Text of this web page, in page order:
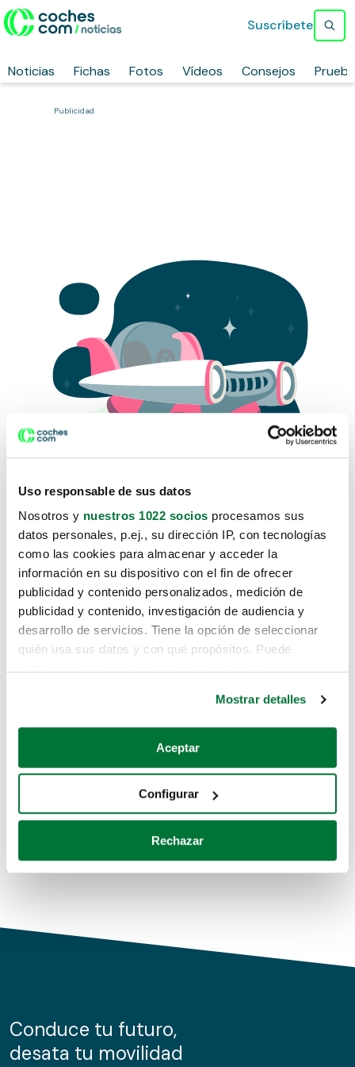
Uso responsable de sus datos
Nosotros y nuestros 1022 socios procesamos sus
datos personales, p.ej., su dirección IP, con tecnologías
como las cookies para almacenar y acceder la
información en su dispositivo con el fin de ofrecer
publicidad y contenido personalizados, medición de
publicidad y contenido, investigación de audiencia y
desarrollo de servicios. Tiene la opción de seleccionar
quién usa sus datos y con qué propósitos. Puede
Si lo permite, también quisiéramos:
Recopilar información sobre su ubicación geográfica
Identificar su dispositivo analizándolo activamente
para buscar características específicas (huellas
Obtenga más información sobre cómo se procesan sus
de cookies.
información sobre el uso que haga del sitio web con
nuestros partners de redes sociales, publicidad y análisis
Mostrar detalles
Aceptar
Configurar
Rechazar
Noticias Fichas Fotos Vídeos Consejos
Suscríbete
Publicidad
Lo sentimos, no sabemos como
te hemos traido hasta aquí.
Pero puedes encontrar el coche que estás
buscando en alguno de estos enlaces:
Coches de segunda mano
Coches de km0
Conduce tu futuro,
desata tu movilidad